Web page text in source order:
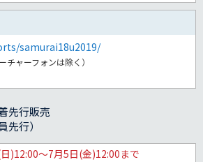
samurai18u2019/
ャーフォンは除く）
先行販売
先行）
)12:00～7月5日(金)12:00まで